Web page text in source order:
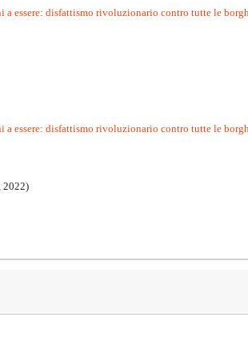
essere: disfattismo rivoluzionario contro tutte le
essere: disfattismo rivoluzionario contro tutte le
2022)